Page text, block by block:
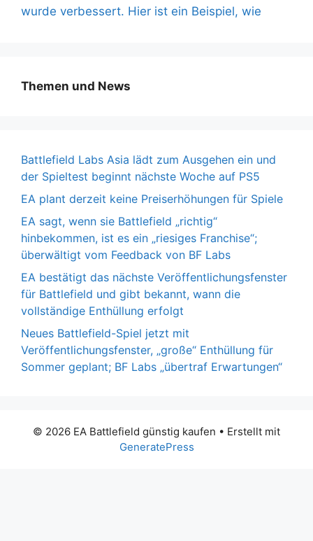
wurde verbessert. Hier ist ein Beispiel, wie
Themen und News
Battlefield Labs Asia lädt zum Ausgehen ein und
der Spieltest beginnt nächste Woche auf PS5
EA plant derzeit keine Preiserhöhungen für Spiele
EA sagt, wenn sie Battlefield „richtig“
hinbekommen, ist es ein „riesiges Franchise“;
überwältigt vom Feedback von BF Labs
EA bestätigt das nächste Veröffentlichungsfenster
für Battlefield und gibt bekannt, wann die
vollständige Enthüllung erfolgt
Neues Battlefield-Spiel jetzt mit
Veröffentlichungsfenster, „große“ Enthüllung für
Sommer geplant; BF Labs „übertraf Erwartungen“
© 2026 EA Battlefield günstig kaufen • Erstellt mit
GeneratePress